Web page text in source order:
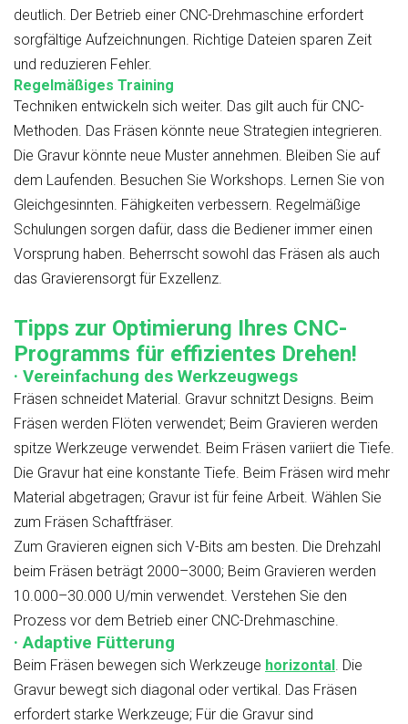
deutlich. Der Betrieb einer CNC-Drehmaschine erfordert
sorgfältige Aufzeichnungen. Richtige Dateien sparen Zeit
und reduzieren Fehler.
Regelmäßiges Training
Techniken entwickeln sich weiter. Das gilt auch für CNC-
Methoden. Das Fräsen könnte neue Strategien integrieren.
Die Gravur könnte neue Muster annehmen. Bleiben Sie auf
dem Laufenden. Besuchen Sie Workshops. Lernen Sie von
Gleichgesinnten. Fähigkeiten verbessern. Regelmäßige
Schulungen sorgen dafür, dass die Bediener immer einen
Vorsprung haben. Beherrscht sowohl das Fräsen als auch
das Gravierensorgt für Exzellenz.
Tipps zur Optimierung Ihres CNC-
Programms für effizientes Drehen!
· Vereinfachung des Werkzeugwegs
Fräsen schneidet Material. Gravur schnitzt Designs. Beim
Fräsen werden Flöten verwendet; Beim Gravieren werden
spitze Werkzeuge verwendet. Beim Fräsen variiert die Tiefe.
Die Gravur hat eine konstante Tiefe. Beim Fräsen wird mehr
Material abgetragen; Gravur ist für feine Arbeit. Wählen Sie
zum Fräsen Schaftfräser.
Zum Gravieren eignen sich V-Bits am besten. Die Drehzahl
beim Fräsen beträgt 2000–3000; Beim Gravieren werden
10.000–30.000 U/min verwendet. Verstehen Sie den
Prozess vor dem Betrieb einer CNC-Drehmaschine.
· Adaptive Fütterung
Beim Fräsen bewegen sich Werkzeuge horizontal . Die
Gravur bewegt sich diagonal oder vertikal. Das Fräsen
erfordert starke Werkzeuge; Für die Gravur sind